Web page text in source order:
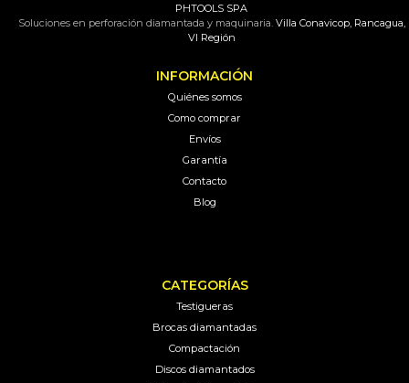
PHTOOLS SPA
Soluciones en perforación diamantada y maquinaria.Villa Conavicop, Rancagua,
VI Región
INFORMACIÓN
Quiénes somos
Como comprar
Envíos
Garantía
Contacto
Blog
CATEGORÍAS
Testigueras
Brocas diamantadas
Compactación
Discos diamantados